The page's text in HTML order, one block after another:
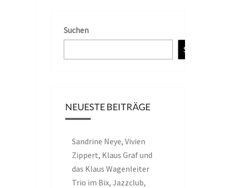
Suchen
Suchen
NEUESTE BEITRÄGE
Sandrine Neye, Vivien
Zippert, Klaus Graf und
das Klaus Wagenleiter
Trio im Bix, Jazzclub,